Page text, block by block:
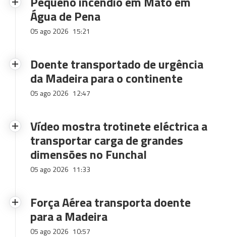
Água de Pena
05 ago 2026 15:21
Doente transportado de urgência
da Madeira para o continente
05 ago 2026 12:47
Vídeo mostra trotinete eléctrica a
transportar carga de grandes
dimensões no Funchal
05 ago 2026 11:33
Força Aérea transporta doente
para a Madeira
05 ago 2026 10:57